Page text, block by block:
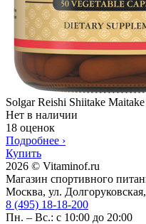
Solgar Reishi Shiitake
Нет в наличии
18 оценок
Подробнее ›
Купить
2026 © Vitaminof.ru
Магазин спортивного
Москва, ул.
8 (495) 18-18-200
Пн. – Вс.: с 10:00 до 20:00